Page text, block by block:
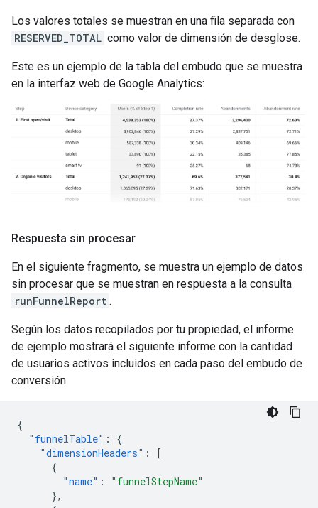
Los valores totales se muestran en una fila separada con
RESERVED_TOTAL como valor de dimensión de desglose.
Este es un ejemplo de la tabla del embudo que se muestra
en la interfaz web de Google Analytics:
Respuesta sin procesar
En el siguiente fragmento, se muestra un ejemplo de datos
sin procesar que se muestran en respuesta a la consulta
runFunnelReport .
Según los datos recopilados por tu propiedad, el informe
de ejemplo mostrará el siguiente informe con la cantidad
de usuarios activos incluidos en cada paso del embudo de
conversión.
{
"funnelTable" :
{
"dimensionHeaders" :
[
{
"name" :
"funnelStepName"
},